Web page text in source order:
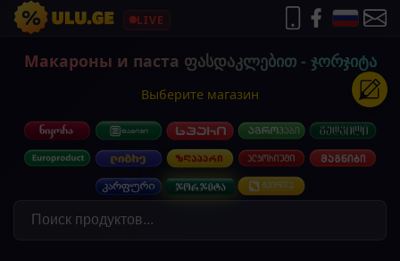
LIVE
Макароны и паста ფასდაკლებით - ჯორჯიტა
Выберите магазин